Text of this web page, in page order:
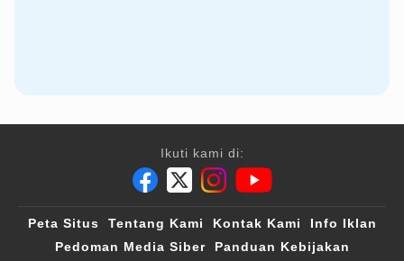
Ikuti kami di:
Peta Situs Tentang Kami Kontak Kami
Info Iklan
Pedoman Media Siber
Panduan Kebijakan